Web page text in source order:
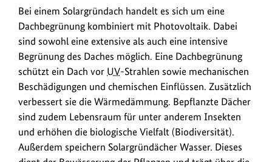
Bei einem Solargründach handelt es sich um eine
Dachbegrünung kombiniert mit Photovoltaik. Dabei
sind sowohl eine extensive als auch eine intensive
Begrünung des Daches möglich. Eine Dachbegrünung
schützt ein Dach vor UV-Strahlen sowie mechanischen
Beschädigungen und chemischen Einflüssen. Zusätzlich
verbessert sie die Wärmedämmung. Bepflanzte Dächer
sind zudem Lebensraum für unter anderem Insekten
und erhöhen die biologische Vielfalt (Biodiversität).
Außerdem speichern Solargründächer Wasser. Dieses